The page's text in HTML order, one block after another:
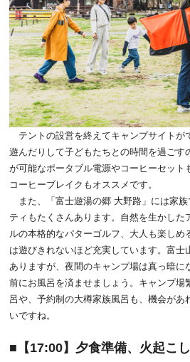
テントの設営を終えてキャンプサイトが
遊んだりして子どもたちとの時間を過ごす
が可能なポータブル電源やコーヒーセット
コーヒーブレイクもオススメです。
また、「富士遊湯の郷 大野路」には家
ティもたくさんあります。自然を生かした
ルの本格的なパターゴルフ、大人も楽しめ
は遊びきれないほど充実しています。富士
ありますが、夜間のキャンプ場は真っ暗に
前にお風呂を済ませましょう。キャンプ場
呂や、予約制の大樽家族風呂も、機会があ
いですね。
【17:00】夕食準備、火起こ